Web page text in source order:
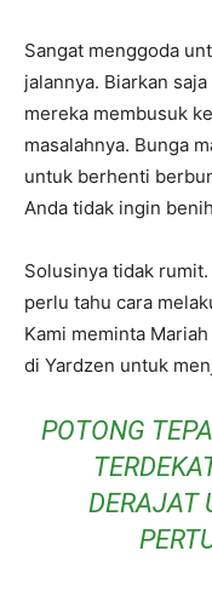
Sangat menggoda
jalannya. Biarkan
mereka membusuk
masalahnya. Bunga
untuk berhenti
Anda tidak ingin
Solusinya tidak
perlu tahu cara
Kami meminta
di Yardzen untuk
POTONG
DERAJAT